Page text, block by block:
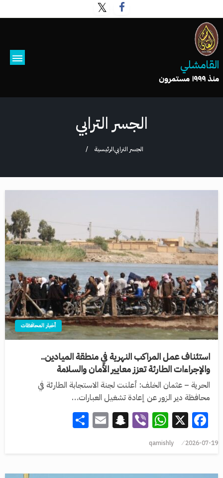
القامشلي
منذ ١٩٩٩ مستمرون
الجسر الترابي
الرئيسيةالجسر الترابي
أخبار المحافظات
استئناف عمل المراكب النهرية في منطقة الميادين..
والإجراءات الطارئة تعزز معايير الأمان والسلامة
الحرية – عثمان الخلف: أعلنت لجنة الاستجابة الطارئة في
محافظة دير الزور عن إعادة تشغيل العبارات…
Facebook
X
WhatsApp
Viber
Snapchat
Email
2026-07-19
qamishly